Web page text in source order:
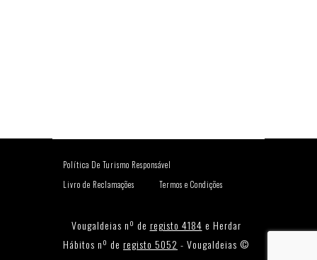
Política De Turismo Responsável
Livro de Reclamações
Termos e Condições
Vougaldeias nº de registo 4184 e Herdar
Hábitos nº de registo 5052 - Vougaldeias ©